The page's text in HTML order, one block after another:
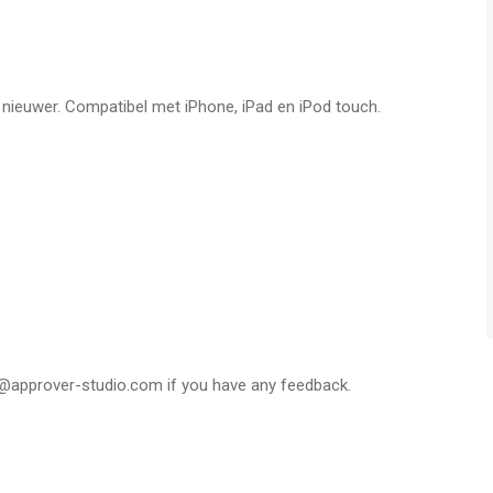
with Files, Apple Music, Drive, Dropbox
ringtone
(get premium app to get all sound effects)
a new ringtone
calendar alert, Tweet alert...
studio.com/products/ringtones/tos
Compatibel met iPhone, iPad en iPod touch.
studio.com if you have any feedback.